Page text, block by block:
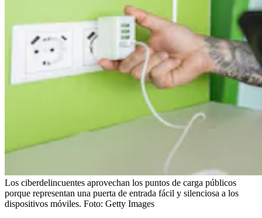
Los ciberdelincuentes aprovechan los puntos de carga públicos
porque representan una puerta de entrada fácil y silenciosa a los
dispositivos móviles. Foto: Getty Images